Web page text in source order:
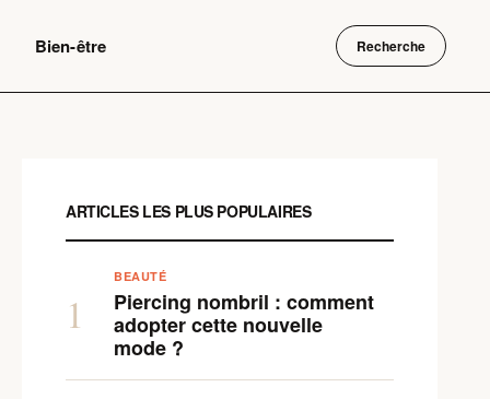
Bien-être Recherche
ARTICLES LES PLUS POPULAIRES
1
BEAUTÉ
Piercing nombril : comment
adopter cette nouvelle
mode ?